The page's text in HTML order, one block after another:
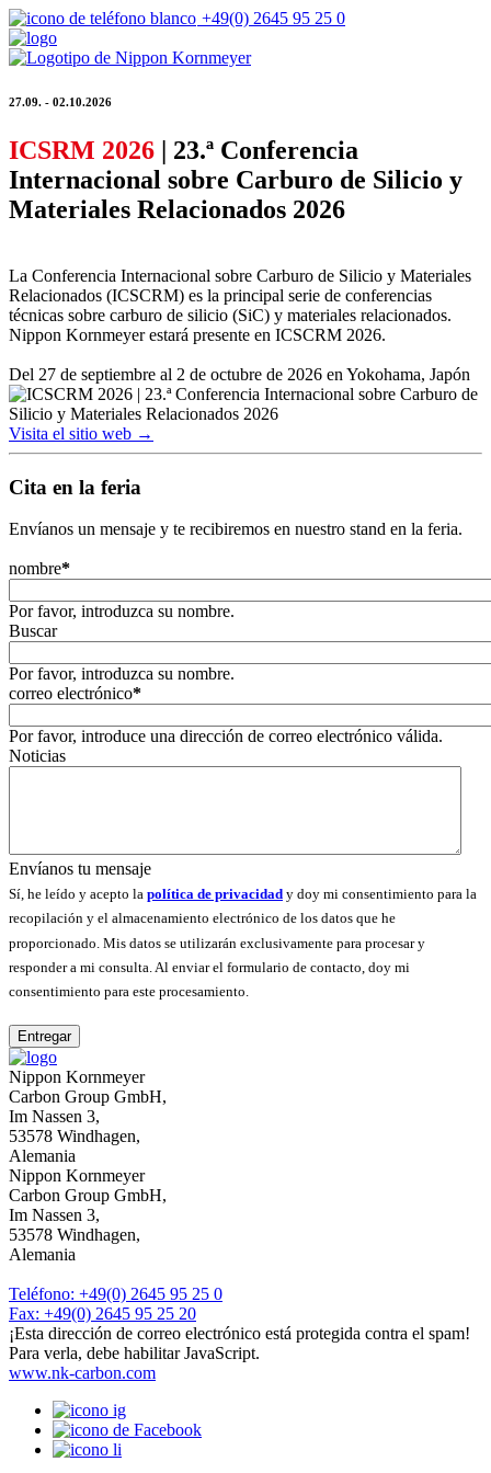
+49(0) 2645 95 25 0
27.09. - 02.10.2026
ICSRM 2026 | 23.ª Conferencia
Internacional sobre Carburo de Silicio y
Materiales Relacionados 2026
La Conferencia Internacional sobre Carburo de Silicio y Materiales
Relacionados (ICSCRM) es la principal serie de conferencias
técnicas sobre carburo de silicio (SiC) y materiales relacionados.
Nippon Kornmeyer estará presente en ICSCRM 2026.
Del 27 de septiembre al 2 de octubre de 2026 en Yokohama, Japón
Visita el sitio web →
Cita en la feria
Envíanos un mensaje y te recibiremos en nuestro stand en la feria.
nombre*
Por favor, introduzca su nombre.
Buscar
Por favor, introduzca su nombre.
correo electrónico*
Por favor, introduce una dirección de correo electrónico válida.
Noticias
Envíanos tu mensaje
Sí, he leído y acepto la política de privacidad y doy mi consentimiento para la
recopilación y el almacenamiento electrónico de los datos que he
proporcionado. Mis datos se utilizarán exclusivamente para procesar y
responder a mi consulta. Al enviar el formulario de contacto, doy mi
consentimiento para este procesamiento.
Entregar
Nippon Kornmeyer
Carbon Group GmbH,
Im Nassen 3,
53578 Windhagen,
Alemania
Nippon Kornmeyer
Carbon Group GmbH,
Im Nassen 3,
53578 Windhagen,
Alemania
Teléfono: +49(0) 2645 95 25 0
Fax: +49(0) 2645 95 25 20
¡Esta dirección de correo electrónico está protegida contra el spam!
Para verla, debe habilitar JavaScript.
www.nk-carbon.com